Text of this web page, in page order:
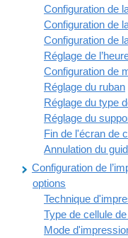
Configuration de
Configuration de
Configuration de
Réglage de
Configuration de
Réglage du ruban
Réglage du type
Réglage du
Fin de l'écran de
Annulation du
Configuration de
options
Technique
Type de cellule
Mode